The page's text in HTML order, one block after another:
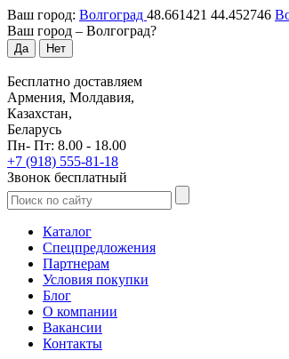
Ваш город: Волгоград 48.661421 44.452746
Ваш город – Волгоград?
Да Нет
Бесплатно доставляем
Армения, Молдавия,
Казахстан,
Беларусь
Пн- Пт: 8.00 - 18.00
+7 (918) 555-81-18
Звонок бесплатный
Каталог
Спецпредложения
Партнерам
Условия покупки
Блог
О компании
Вакансии
Контакты